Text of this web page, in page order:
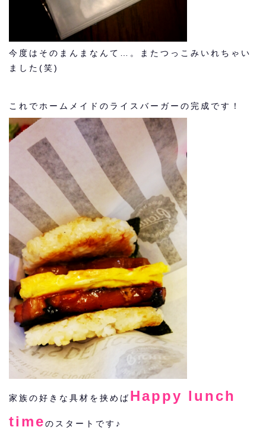
今度はそのまんまなんて…。またつっこみいれちゃい
ました(笑)
これでホームメイドのライスバーガーの完成です！
家族の好きな具材を挟めばHappy lunch
timeのスタートです♪